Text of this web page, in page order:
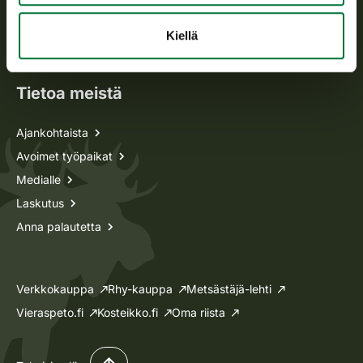
Kiellä
Tietoa meistä
Ajankohtaista
Avoimet työpaikat
Medialle
Laskutus
Anna palautetta
Verkkokauppa Rhy-kauppa
Metsästäjä-lehti
Vieraspeto.fi
Kosteikko.fi Oma riista